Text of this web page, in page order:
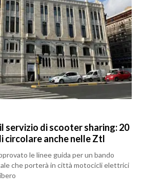
servizio di scooter sharing: 20
circolare anche nelle Ztl
le linee guida per un bando
che porterà in città motocicli elettrici